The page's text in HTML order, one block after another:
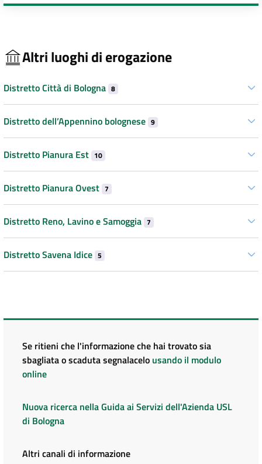
Altri luoghi di erogazione
Distretto Città di Bologna 8
Distretto dell’Appennino bolognese 9
Distretto Pianura Est 10
Distretto Pianura Ovest 7
Distretto Reno, Lavino e Samoggia 7
Distretto Savena Idice 5
Se ritieni che l'informazione che hai trovato sia
sbagliata o scaduta segnalacelo usando il modulo
online
Nuova ricerca nella Guida ai Servizi dell'Azienda USL
di Bologna
Altri canali di informazione